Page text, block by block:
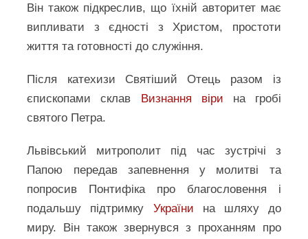
Він також підкреслив, що їхній авторитет має
випливати з єдності з Христом, простоти
життя та готовності до служіння.
Після катехизи Святіший Отець разом із
єпископами склав Визнання віри на гробі
святого Петра.
Львівський митрополит під час зустрічі з
Папою передав запевнення у молитві та
попросив Понтифіка про благословення і
подальшу підтримку України на шляху до
миру. Він також звернувся з проханням про